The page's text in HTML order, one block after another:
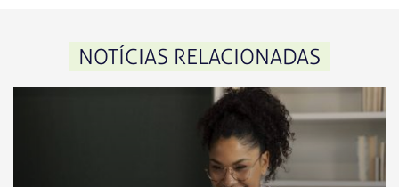
NOTÍCIAS RELACIONADAS